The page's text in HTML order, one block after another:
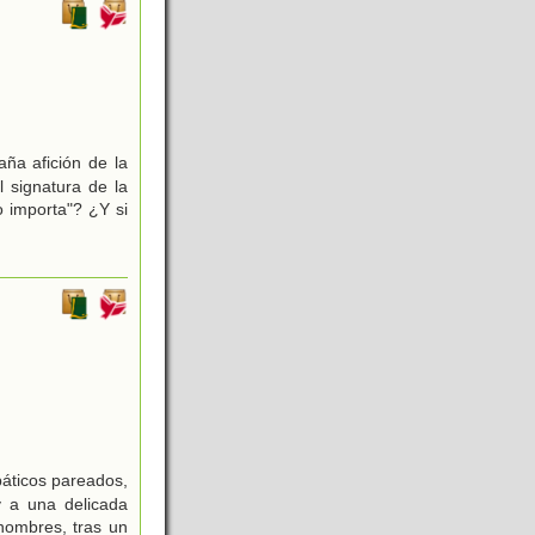
afición de la
signatura de la
importa"? ¿Y si
pareados,
a una delicada
tras un